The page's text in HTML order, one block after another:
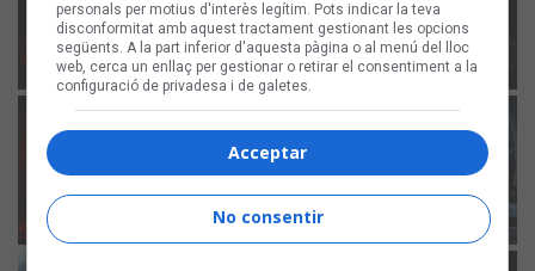
personals per motius d'interès legítim. Pots indicar la teva
disconformitat amb aquest tractament gestionant les opcions
següents. A la part inferior d'aquesta pàgina o al menú del lloc
web, cerca un enllaç per gestionar o retirar el consentiment a la
configuració de privadesa i de galetes.
Acceptar
No consentir